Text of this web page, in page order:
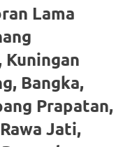
Lama
Kuningan
Bangka,
Prapatan,
Jati,